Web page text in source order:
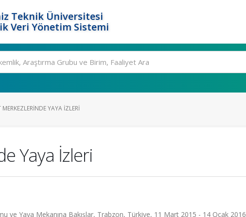
Teknik Üniversitesi
Veri Yönetim Sistemi
MERKEZLERINDE YAYA İZLERI
Yaya İzleri
ve Yaya Mekanına Bakışlar, Trabzon, Türkiye, 11 Mart 2015 - 14 Ocak 2016